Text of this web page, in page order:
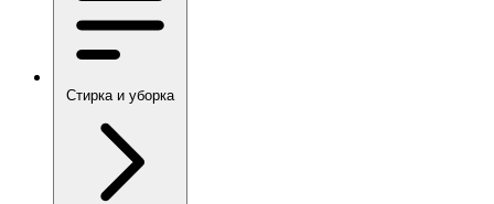
Стирка и уборка